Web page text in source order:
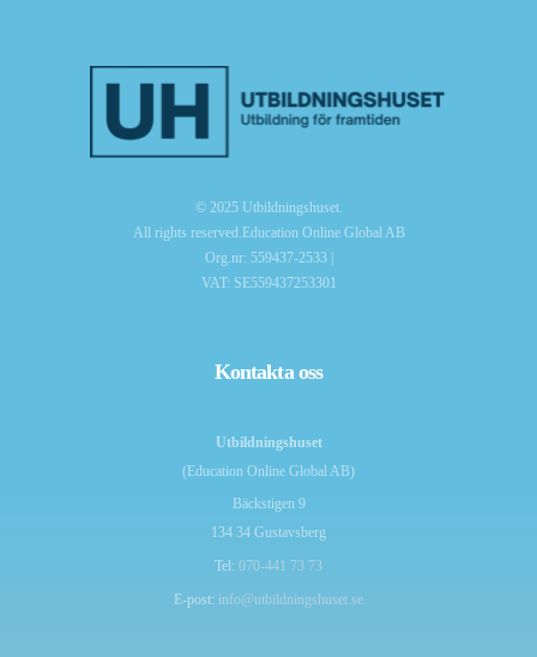
© 2025 Utbildningshuset.
All rights reserved.Education Online Global AB
Org.nr: 559437-2533 |
VAT: SE559437253301
Kontakta oss
Utbildningshuset
(Education Online Global AB)
Bäckstigen 9
134 34 Gustavsberg
Tel: 070-441 73 73
E-post: info@utbildningshuset.se